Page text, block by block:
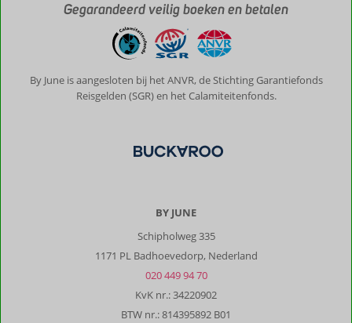
Gegarandeerd veilig boeken en betalen
By June is aangesloten bij het ANVR, de Stichting Garantiefonds
Reisgelden (SGR) en het Calamiteitenfonds.
BY JUNE
Schipholweg 335
1171 PL Badhoevedorp, Nederland
020 449 94 70
KvK nr.: 34220902
BTW nr.: 814395892 B01